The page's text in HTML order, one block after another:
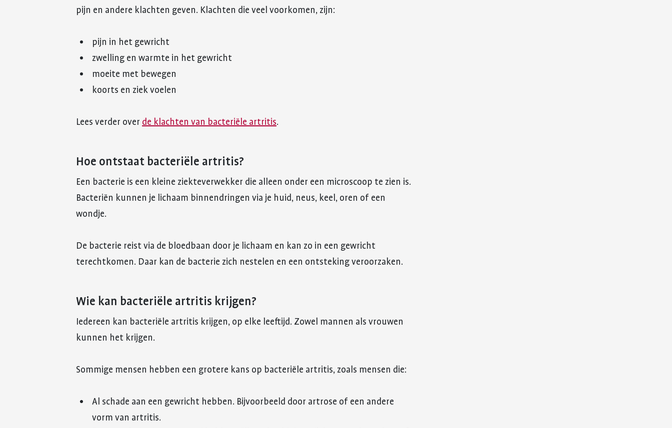
pijn en andere klachten geven. Klachten die veel voorkomen, zijn:
pijn in het gewricht
zwelling en warmte in het gewricht
moeite met bewegen
koorts en ziek voelen
Lees verder over de klachten van bacteriële artritis.
Hoe ontstaat bacteriële artritis?
Een bacterie is een kleine ziekteverwekker die alleen onder een microscoop te zien is.
Bacteriën kunnen je lichaam binnendringen via je huid, neus, keel, oren of een
wondje.
De bacterie reist via de bloedbaan door je lichaam en kan zo in een gewricht
terechtkomen. Daar kan de bacterie zich nestelen en een ontsteking veroorzaken.
Wie kan bacteriële artritis krijgen?
Iedereen kan bacteriële artritis krijgen, op elke leeftijd. Zowel mannen als vrouwen
kunnen het krijgen.
Sommige mensen hebben een grotere kans op bacteriële artritis, zoals mensen die:
Al schade aan een gewricht hebben. Bijvoorbeeld door artrose of een andere
vorm van artritis.